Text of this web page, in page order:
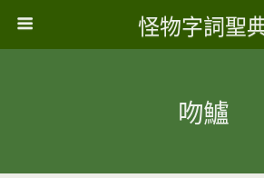
怪物字詞聖
吻鱸